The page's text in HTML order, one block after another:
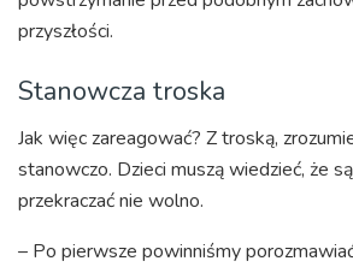
przyszłości.
Stanowcza troska
Jak więc zareagować? Z troską,
stanowczo. Dzieci muszą wiedzieć, że
przekraczać nie wolno.
– Po pierwsze powinniśmy